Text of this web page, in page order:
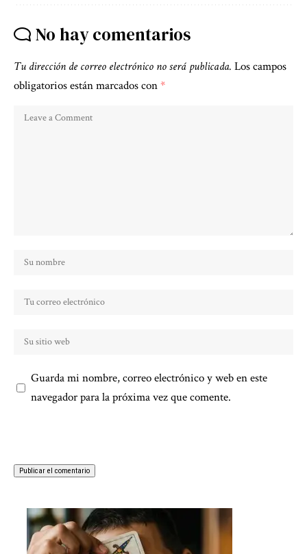
No hay comentarios
Tu dirección de correo electrónico no será publicada. Los campos
obligatorios están marcados con*
Guarda mi nombre, correo electrónico y web en este
navegador para la próxima vez que comente.